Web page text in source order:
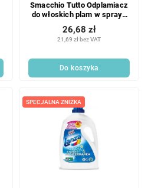
Smacchio Tutto Odplamiacz
do włoskich plam w sprayu
500ml
21,69 zł bez VAT
26,68 zł
Do koszyka
SPECJALNA ZNIŻKA